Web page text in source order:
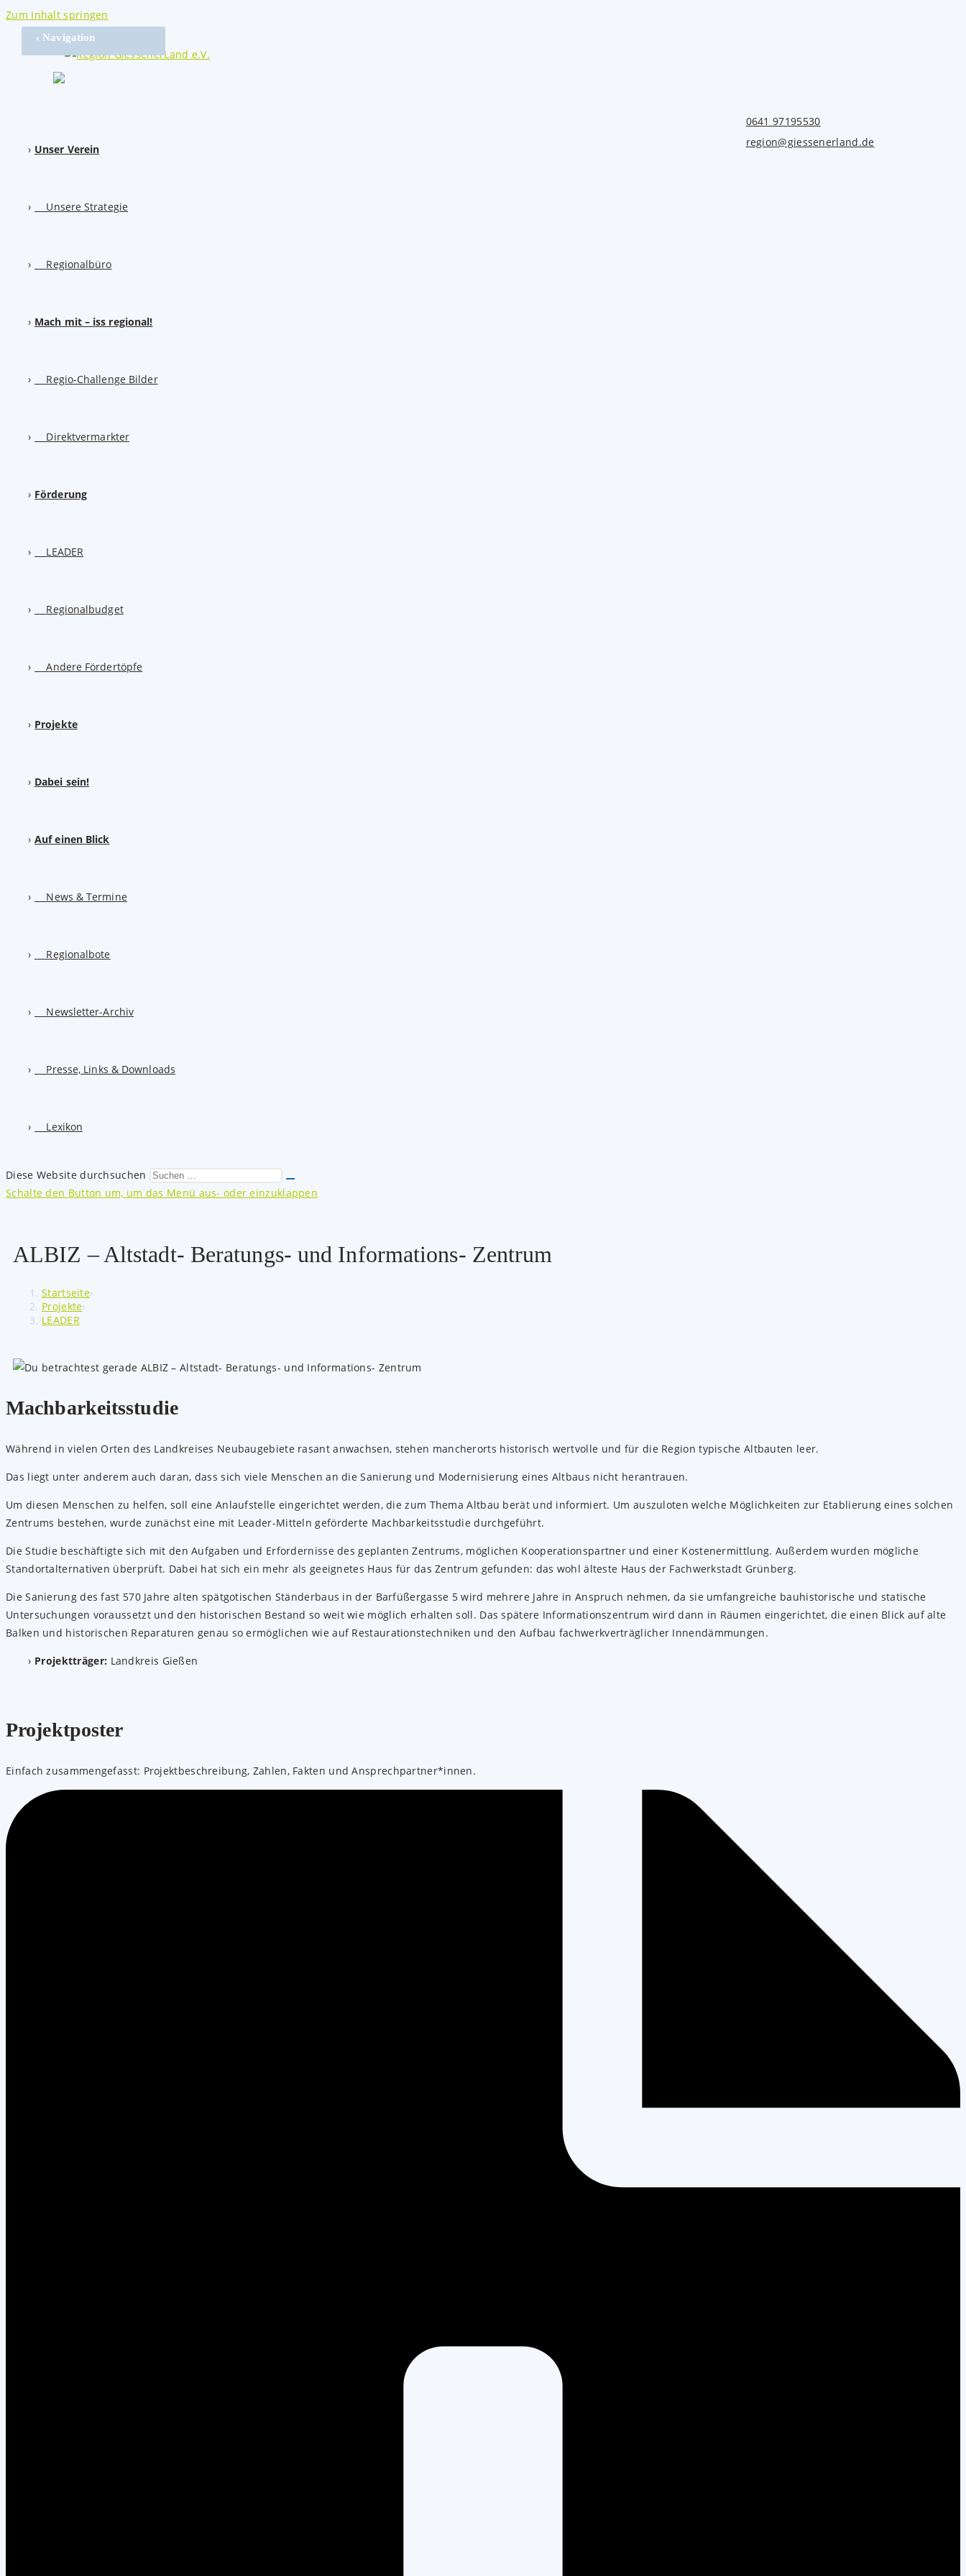
Zum Inhalt springen
‹ Navigation
0641 97195530
region@giessenerland.de
Unser Verein
Unsere Strategie
Regionalbüro
Mach mit – iss regional!
Regio-Challenge Bilder
Direktvermarkter
Förderung
LEADER
Regionalbudget
Andere Fördertöpfe
Projekte
Dabei sein!
Auf einen Blick
News & Termine
Regionalbote
Newsletter-Archiv
Presse, Links & Downloads
Lexikon
Diese Website durchsuchen
Schalte den Button um, um das Menü aus- oder einzuklappen
ALBIZ – Altstadt- Beratungs- und Informations- Zentrum
Startseite›
Projekte›
LEADER
Machbarkeitsstudie
Während in vielen Orten des Landkreises Neubaugebiete rasant anwachsen, stehen mancherorts historisch wertvolle und für die Region typische Altbauten leer.
Das liegt unter anderem auch daran, dass sich viele Menschen an die Sanierung und Modernisierung eines Altbaus nicht herantrauen.
Um diesen Menschen zu helfen, soll eine Anlaufstelle eingerichtet werden, die zum Thema Altbau berät und informiert. Um auszuloten welche Möglichkeiten zur Etablierung eines solchen
Zentrums bestehen, wurde zunächst eine mit Leader-Mitteln geförderte Machbarkeitsstudie durchgeführt.
Die Studie beschäftigte sich mit den Aufgaben und Erfordernisse des geplanten Zentrums, möglichen Kooperationspartner und einer Kostenermittlung. Außerdem wurden mögliche
Standortalternativen überprüft. Dabei hat sich ein mehr als geeignetes Haus für das Zentrum gefunden: das wohl älteste Haus der Fachwerkstadt Grünberg.
Die Sanierung des fast 570 Jahre alten spätgotischen Ständerbaus in der Barfüßergasse 5 wird mehrere Jahre in Anspruch nehmen, da sie umfangreiche bauhistorische und statische
Untersuchungen voraussetzt und den historischen Bestand so weit wie möglich erhalten soll. Das spätere Informationszentrum wird dann in Räumen eingerichtet, die einen Blick auf alte
Balken und historischen Reparaturen genau so ermöglichen wie auf Restaurationstechniken und den Aufbau fachwerkverträglicher Innendämmungen.
Projektträger: Landkreis Gießen
Projektposter
Einfach zusammengefasst: Projektbeschreibung, Zahlen, Fakten und Ansprechpartner*innen.